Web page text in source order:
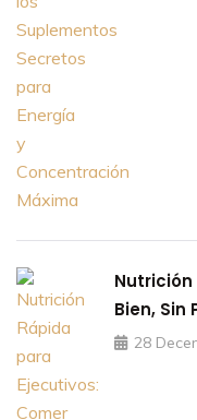
Bien, Sin
28